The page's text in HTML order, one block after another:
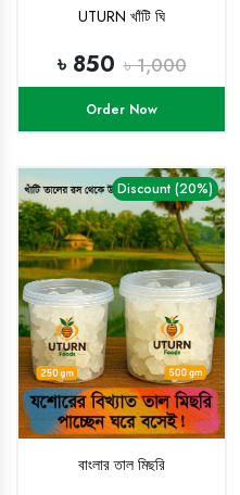
UTURN খাঁটি ঘি
৳ 850 ৳ 1,000
Order Now
Discount (20%)
বাংলার তাল মিছরি